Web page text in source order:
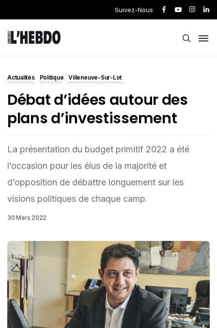
Suivez-Nous
Actualités Politique Villeneuve-Sur-Lot
Débat d’idées autour des
plans d’investissement
La présentation du budget primitif 2022 a été
l’occasion pour les élus de la majorité et
d’opposition de débattre longuement sur les
visions politiques de chaque camp.
30 Mars 2022